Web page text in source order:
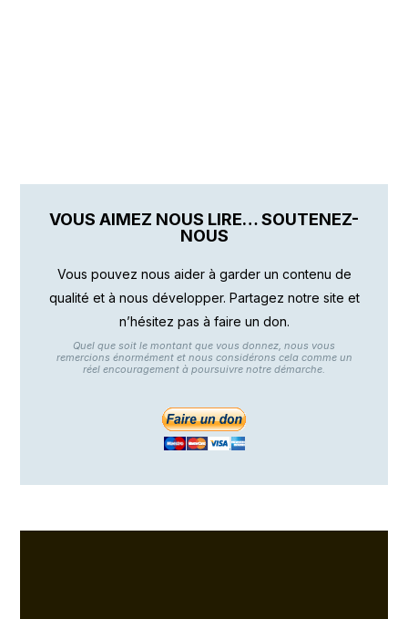
VOUS AIMEZ NOUS LIRE… SOUTENEZ-
NOUS
Vous pouvez nous aider à garder un contenu de
qualité et à nous développer. Partagez notre site et
n’hésitez pas à faire un don.
Quel que soit le montant que vous donnez, nous vous
remercions énormément et nous considérons cela comme un
réel encouragement à poursuivre notre démarche.